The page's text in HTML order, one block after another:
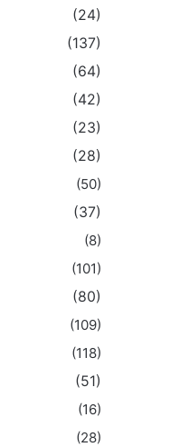
(24)
(137)
(64)
(42)
(23)
(28)
(50)
(37)
(8)
(101)
(80)
(109)
(118)
(51)
(16)
(28)